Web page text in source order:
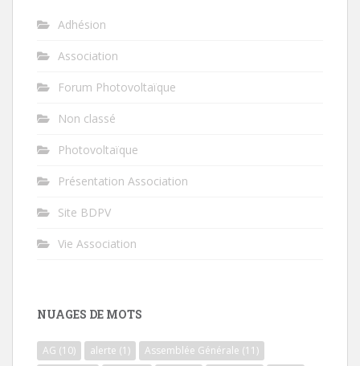
Adhésion
Association
Forum Photovoltaïque
Non classé
Photovoltaïque
Présentation Association
Site BDPV
Vie Association
NUAGES DE MOTS
AG (10) alerte (1) Assemblée Générale (11)